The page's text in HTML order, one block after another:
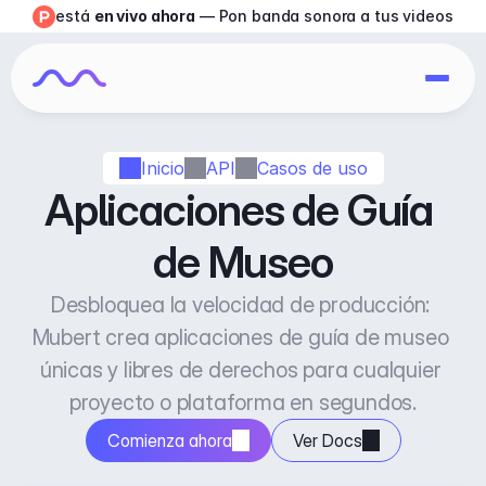
Inicio API Casos de uso
Aplicaciones de Guía
de Museo
Desbloquea la velocidad de producción:
Mubert crea aplicaciones de guía de museo
únicas y libres de derechos para cualquier
proyecto o plataforma en segundos.
Comienza ahora Ver Docs
está en vivo ahora — Pon banda sonora a tus videos